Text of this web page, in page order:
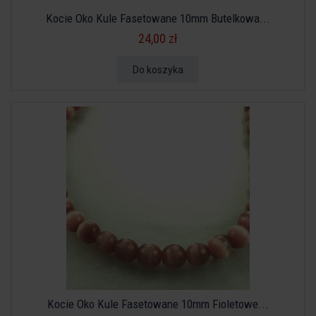
Kocie Oko Kule Fasetowane 10mm Butelkowa...
24,00 zł
Do koszyka
Kocie Oko Kule Fasetowane 10mm Fioletowe...